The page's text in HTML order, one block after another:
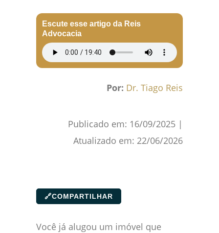
Escute esse artigo da Reis
Advocacia
Por: Dr. Tiago Reis
Publicado em: 16/09/2025 |
Atualizado em: 22/06/2026
🔗COMPARTILHAR
Você já alugou um imóvel que